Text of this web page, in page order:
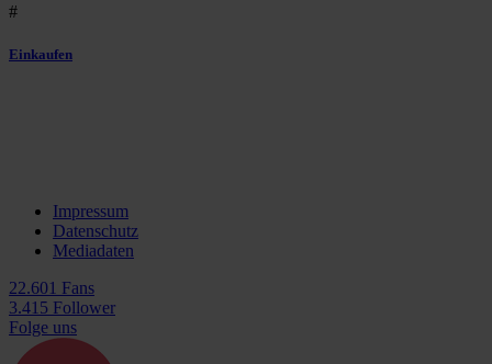
#
Einkaufen
Impressum
Datenschutz
Mediadaten
22.601 Fans
3.415 Follower
Folge uns